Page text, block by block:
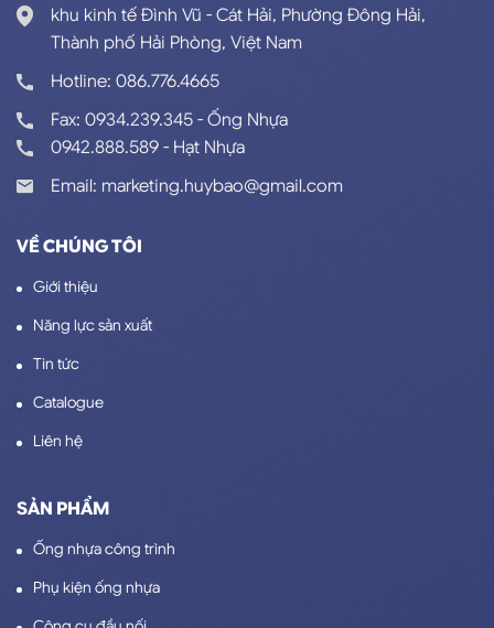
khu kinh tế Đình Vũ - Cát Hải, Phường Đông Hải,
Thành phố Hải Phòng, Việt Nam
Hotline: 086.776.4665
Fax: 0934.239.345 - Ống Nhựa
0942.888.589 - Hạt Nhựa
Email: marketing.huybao@gmail.com
VỀ CHÚNG TÔI
Giới thiệu
Năng lực sản xuất
Tin tức
Catalogue
Liên hệ
SẢN PHẨM
Ống nhựa công trình
Phụ kiện ống nhựa